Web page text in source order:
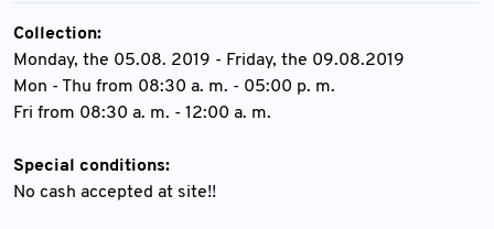
Collection:
Monday, the 05.08. 2019 - Friday, the 09.08.2019
Mon - Thu from 08:30 a. m. - 05:00 p. m.
Fri from 08:30 a. m. - 12:00 a. m.
Special conditions:
No cash accepted at site!!